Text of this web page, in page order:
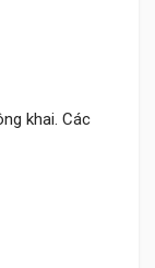
khai. Các